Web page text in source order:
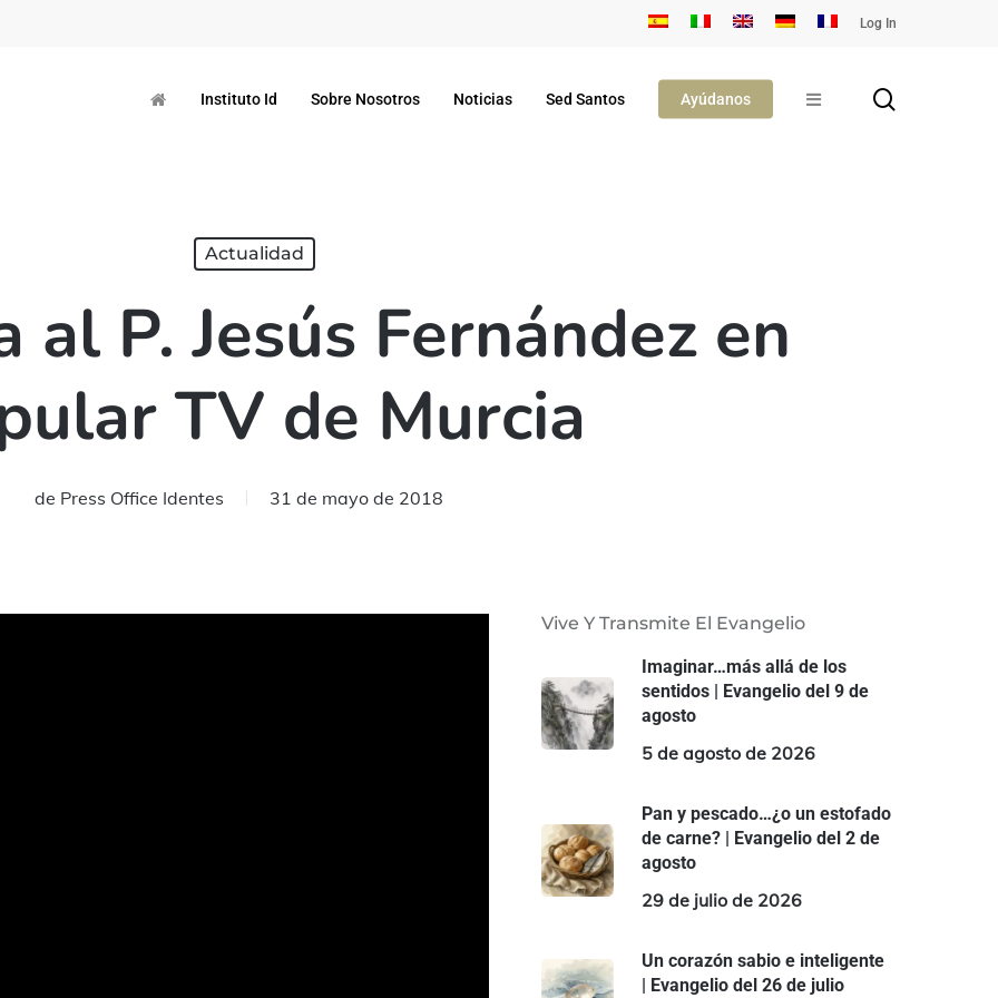
Log In
Instituto Id Sobre Nosotros Noticias Sed Santos Ayúdanos
Actualidad
al P. Jesús Fernández en
TV de Murcia
de Press Office Identes 31 de mayo de 2018
Vive Y Transmite El Evangelio
Imaginar…más allá de los
sentidos | Evangelio del 9 de
agosto
5 de agosto de 2026
Pan y pescado…¿o un estofado
de carne? | Evangelio del 2 de
agosto
29 de julio de 2026
Un corazón sabio e inteligente
| Evangelio del 26 de julio